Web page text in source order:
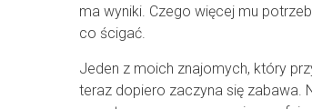
ma wyniki. Czego więcej mu
co ścigać.
Jeden z moich znajomych, który
teraz dopiero zaczyna się zabawa.